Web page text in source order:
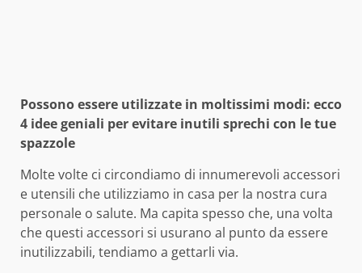
Possono essere utilizzate in moltissimi modi: ecco
4 idee geniali per evitare inutili sprechi con le tue
spazzole
Molte volte ci circondiamo di innumerevoli accessori
e utensili che utilizziamo in casa per la nostra cura
personale o salute. Ma capita spesso che, una volta
che questi accessori si usurano al punto da essere
inutilizzabili, tendiamo a gettarli via.